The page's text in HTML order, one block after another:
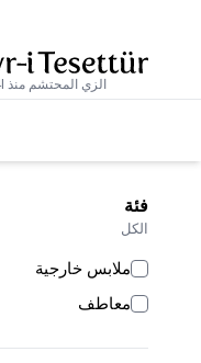
الزي المحتشم منذ 2014l
فئة
الكل
ملابس خارجية
معاطف